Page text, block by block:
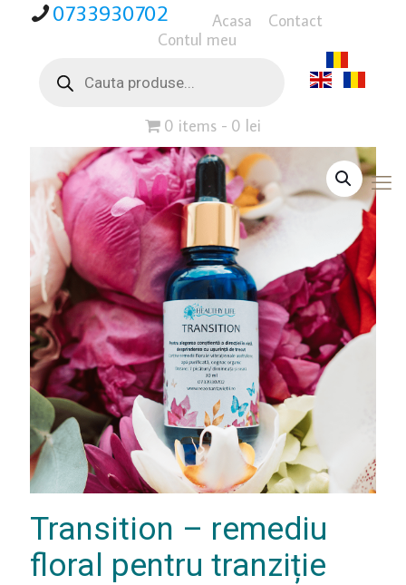
0733930702 Acasa
Contact
Contul meu
search
0 items 0 lei
Transition – remediu
floral pentru tranziție